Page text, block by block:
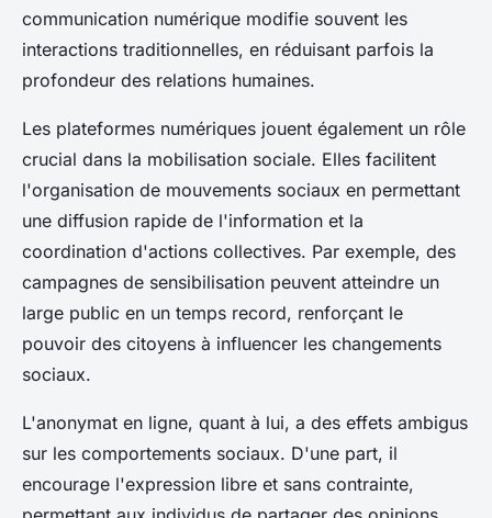
communication numérique modifie souvent les
interactions traditionnelles, en réduisant parfois la
profondeur des relations humaines.
Les plateformes numériques jouent également un rôle
crucial dans la mobilisation sociale. Elles facilitent
l'organisation de mouvements sociaux en permettant
une diffusion rapide de l'information et la
coordination d'actions collectives. Par exemple, des
campagnes de sensibilisation peuvent atteindre un
large public en un temps record, renforçant le
pouvoir des citoyens à influencer les changements
sociaux.
L'anonymat en ligne, quant à lui, a des effets ambigus
sur les comportements sociaux. D'une part, il
encourage l'expression libre et sans contrainte,